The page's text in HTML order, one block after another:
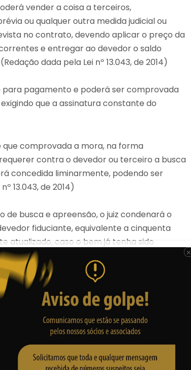
vender a coisa a terceiros,
ou qualquer outra medida judicial ou
no contrato, devendo aplicar o preço da
e entregar ao devedor o saldo
dada pela Lei nº 13.043, de 2014)
pagamento e poderá ser comprovada
que a assinatura constante do
comprovada a mora, na forma
contra o devedor ou terceiro a busca
concedida liminarmente, podendo ser
13.043, de 2014)
busca e apreensão, o juiz condenará o
fiduciante, equivalente a cinquenta
atualizado, caso o bem já tenha sido
o devedor pode purgar a mora (pagar a
a mora não impede a contestação dos
defesa quanto a composição dos débitos
×